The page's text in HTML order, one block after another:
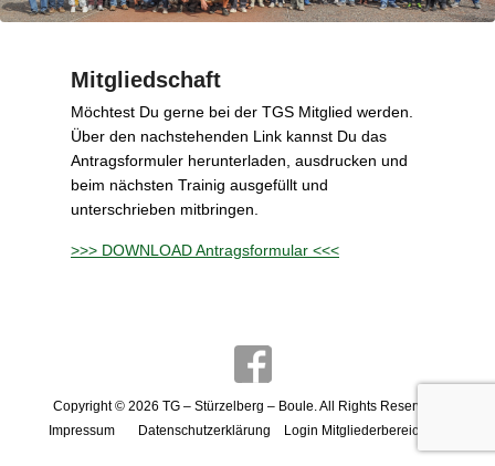
Mitgliedschaft
P
o
s
t
e
o
ä
r
Möchtest Du gerne bei der TGS Mitglied werden.
Über den nachstehenden Link kannst Du das
Antragsformuler herunterladen, ausdrucken und
beim nächsten Trainig ausgefüllt und
unterschrieben mitbringen.
>>> DOWNLOAD Antragsformular <<<
Copyright © 2026 TG – Stürzelberg – Boule. All Rights Reserved.
Impressum
Datenschutzerklärung Login Mitgliederbereich